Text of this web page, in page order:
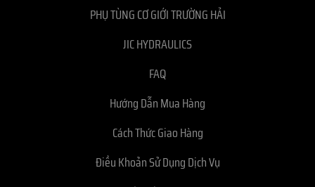
PHỤ TÙNG CƠ GIỚI TRƯỜNG HẢI
JIC HYDRAULICS
FAQ
Hướng Dẫn Mua Hàng
Cách Thức Giao Hàng
Điều Khoản Sử Dụng Dịch Vụ